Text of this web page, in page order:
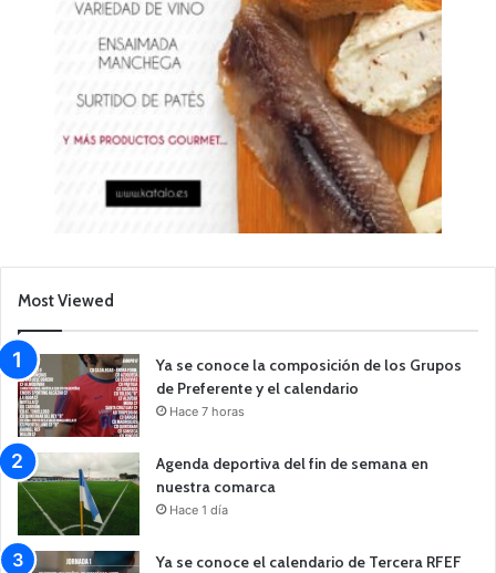
Most Viewed
Ya se conoce la composición de los Grupos
de Preferente y el calendario
Hace 7 horas
Agenda deportiva del fin de semana en
nuestra comarca
Hace 1 día
Ya se conoce el calendario de Tercera RFEF